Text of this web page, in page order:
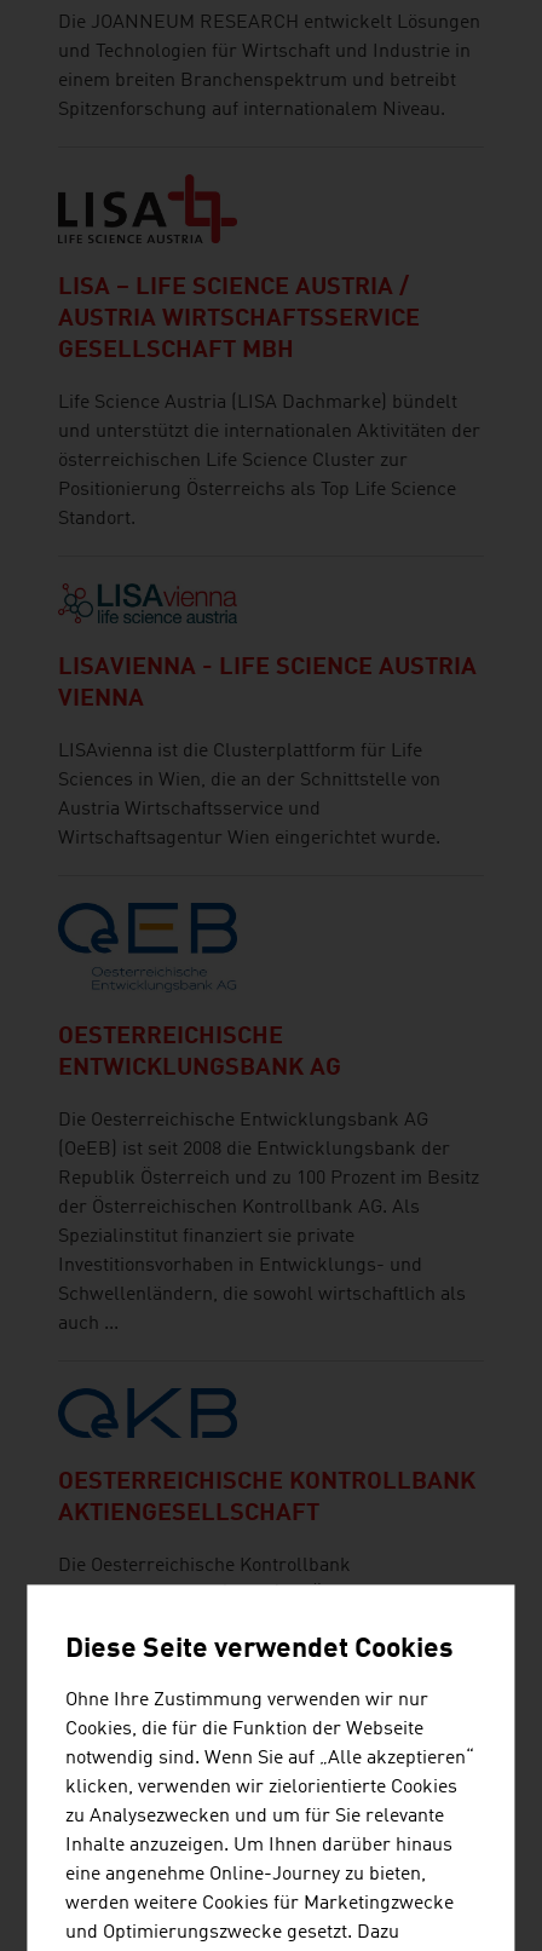
Die JOANNEUM RESEARCH entwickelt Lösungen
und Technologien für Wirtschaft und Industrie in
einem breiten Branchenspektrum und betreibt
Spitzenforschung auf internationalem Niveau.
LISA – LIFE SCIENCE AUSTRIA /
AUSTRIA WIRTSCHAFTSSERVICE
GESELLSCHAFT MBH
Life Science Austria (LISA Dachmarke) bündelt
und unterstützt die internationalen Aktivitäten der
österreichischen Life Science Cluster zur
Positionierung Österreichs als Top Life Science
Standort.
LISAVIENNA - LIFE SCIENCE AUSTRIA
VIENNA
LISAvienna ist die Clusterplattform für Life
Sciences in Wien, die an der Schnittstelle von
Austria Wirtschaftsservice und
Wirtschaftsagentur Wien eingerichtet wurde.
OESTERREICHISCHE
ENTWICKLUNGSBANK AG
Die Oesterreichische Entwicklungsbank AG
(OeEB) ist seit 2008 die Entwicklungsbank der
Republik Österreich und zu 100 Prozent im Besitz
der Österreichischen Kontrollbank AG. Als
Spezialinstitut finanziert sie private
Investitionsvorhaben in Entwicklungs- und
Schwellenländern, die sowohl wirtschaftlich als
auch ...
OESTERREICHISCHE KONTROLLBANK
AKTIENGESELLSCHAFT
Die Oesterreichische Kontrollbank
unterstützt österreichische Exporteure und deren
langfristige Finanzierungen mit sehr attraktiven
Zinsen zum Kauf von österreichischen
Investitionsgütern an. Der ...
RECHTSANWALTSKANZLEI DR.
Diese Seite verwendet Cookies
Ohne Ihre Zustimmung verwenden wir nur
Cookies, die für die Funktion der Webseite
notwendig sind. Wenn Sie auf „Alle akzeptieren“
klicken, verwenden wir zielorientierte Cookies
zu Analysezwecken und um für Sie relevante
Inhalte anzuzeigen. Um Ihnen darüber hinaus
eine angenehme Online-Journey zu bieten,
werden weitere Cookies für Marketingzwecke
und Optimierungszwecke gesetzt. Dazu